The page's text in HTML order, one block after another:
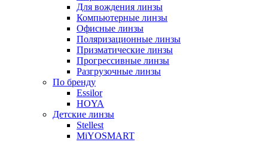
Для вождения линзы
Компьютерные линзы
Офисные линзы
Поляризационные линзы
Призматические линзы
Прогрессивные линзы
Разгрузочные линзы
По бренду
Essilor
HOYA
Детские линзы
Stellest
MiYOSMART